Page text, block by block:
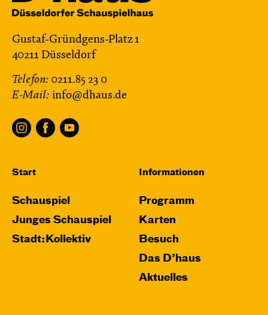
Gustaf-Gründgens-Platz 1
40211 Düsseldorf
Telefon: 0211.85 23 0
E-Mail: info@dhaus.de
Start
Schauspiel
Junges Schauspiel
Stadt:Kollektiv
Informationen
Programm
Karten
Besuch
Das D’haus
Aktuelles